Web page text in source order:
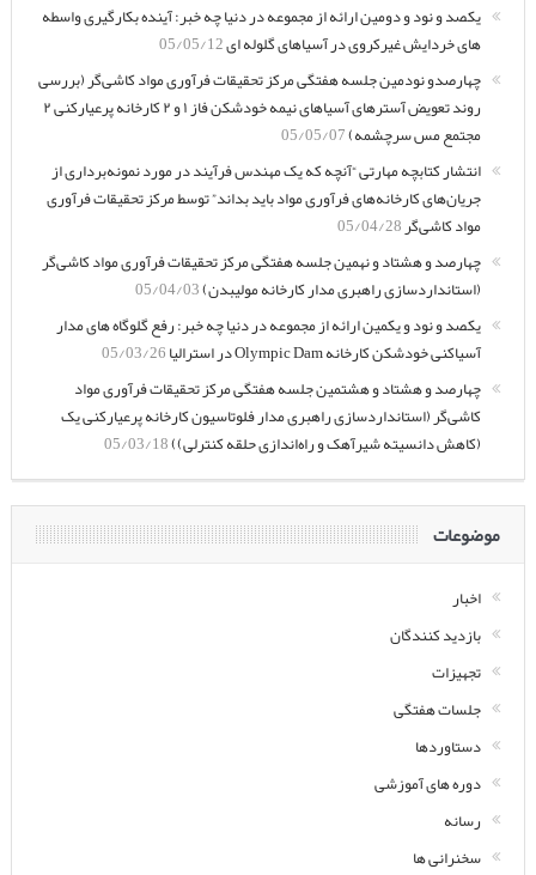
یکصد و نود و دومین ارائه از مجموعه در دنیا چه خبر: آینده بکارگیری واسطه
های خردایش غیرکروی در آسیاهای گلوله ای05/05/12
چهارصدو نودمین جلسه هفتگی مرکز تحقیقات فرآوری مواد کاشی‌گر (بررسی
روند تعویض آسترهای آسیاهای نیمه خودشکن فاز ۱ و ۲ کارخانه پرعیارکنی ۲
مجتمع مس سرچشمه)05/05/07
انتشار کتابچه مهارتی “آنچه که یک مهندس فرآیند در مورد نمونه‌برداری از
جریان‌های کارخانه‌های فرآوری مواد باید بداند” توسط مرکز تحقیقات فرآوری
مواد کاشی‌گر05/04/28
چهارصد و هشتاد و نهمین جلسه هفتگی مرکز تحقیقات فرآوری مواد کاشی‌گر
(استانداردسازی راهبری مدار کارخانه مولیبدن)05/04/03
یکصد و نود و یکمین ارائه از مجموعه در دنیا چه خبر: رفع گلوگاه های مدار
آسیاکنی خودشکن کارخانه Olympic Dam در استرالیا
05/03/26
چهارصد و هشتاد و هشتمین جلسه هفتگی مرکز تحقیقات فرآوری مواد
کاشی‌گر (استانداردسازی راهبری مدار فلوتاسیون کارخانه پرعیارکنی یک
(کاهش دانسیته شیرآهک و راه‌اندازی حلقه کنترلی))05/03/18
موضوعات
اخبار
بازدید کنندگان
تجهیزات
جلسات هفتگی
دستاوردها
دوره های آموزشی
رسانه
سخنرانی ها